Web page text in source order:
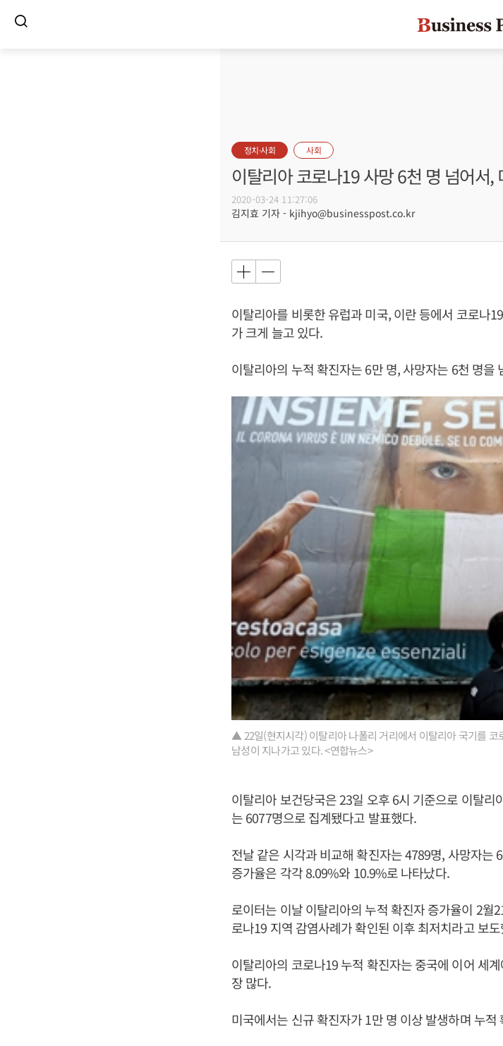
정치·사회 사회
이탈리아 코로나19 사망 6천 명 넘어서,
2020-03-24 11:27:06
김지효 기자 - kjihyo@businesspost.co.kr
이탈리아를 비롯한 유럽과 미국, 이란 등에서 코로나
가 크게 늘고 있다.
이탈리아의 누적 확진자는 6만 명, 사망자는 6천 명을
▲ 22일(현지시각) 이탈리아 나폴리 거리에서 이탈리아 국기를
남성이 지나가고 있다. <연합뉴스>
이탈리아 보건당국은 23일 오후 6시 기준으로 이탈
는 6077명으로 집계됐다고 발표했다.
전날 같은 시각과 비교해 확진자는 4789명, 사망자는
증가율은 각각 8.09%와 10.9%로 나타났다.
로이터는 이날 이탈리아의 누적 확진자 증가율이 2월
로나19 지역 감염사례가 확인된 이후 최저치라고 보
이탈리아의 코로나19 누적 확진자는 중국에 이어 세
장 많다.
미국에서는 신규 확진자가 1만 명 이상 발생하며 누